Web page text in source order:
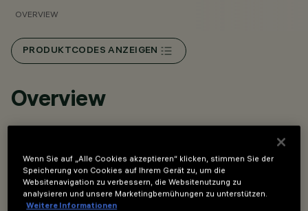
OVERVIEW
PRODUKTCODES ANZEIGEN
Overview
Optimiert für einen gleichmäßigen Wall-Washing-
Effekt: Die spezielle Optik ist so konzipiert, dass sie
das Licht gleichmäßig entlang der gesamten Wand
verteilt, Schattenbereiche eliminiert und eine
Wenn Sie auf „Alle Cookies akzeptieren“ klicken, stimmen Sie der
Speicherung von Cookies auf Ihrem Gerät zu, um die
Websitenavigation zu verbessern, die Websitenutzung zu
analysieren und unsere Marketingbemühungen zu unterstützen.
Weitere Informationen